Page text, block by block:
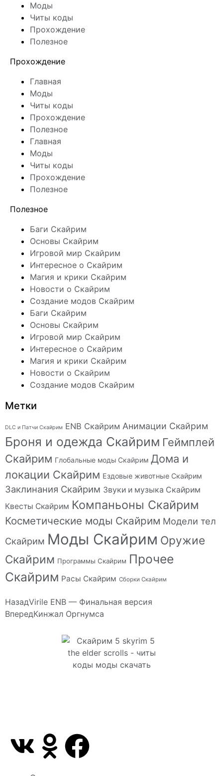
Моды
Читы коды
Прохождение
Полезное
Прохождение
Главная
Моды
Читы коды
Прохождение
Полезное
Главная
Моды
Читы коды
Прохождение
Полезное
Полезное
Баги Скайрим
Основы Скайрим
Игровой мир Скайрим
Интересное о Скайрим
Магия и крики Скайрим
Новости о Скайрим
Создание модов Скайрим
Баги Скайрим
Основы Скайрим
Игровой мир Скайрим
Интересное о Скайрим
Магия и крики Скайрим
Новости о Скайрим
Создание модов Скайрим
Метки
DLC и Патчи Скайрим ENB Скайрим Анимации Скайрим
Броня и одежда Скайрим Геймплей
Скайрим Глобальные моды Скайрим Дома и
локации Скайрим Ездовые животные Скайрим
Заклинания Скайрим Звуки и музыка Скайрим
Квесты Скайрим Компаньоны Скайрим
Косметические моды Скайрим Модели тел
Скайрим Моды Скайрим Оружие
Скайрим Программы Скайрим Прочее
Скайрим Расы Скайрим Сборки Скайрим
НазадVirile ENB — Финальная версия
ВпередКинжал Оргнумса